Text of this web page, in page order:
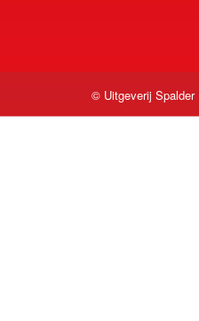
© Uitgeverij